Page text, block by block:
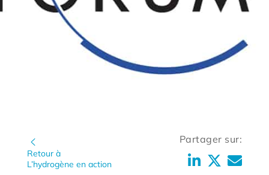
Retour à
L’hydrogène en action
Partager sur: